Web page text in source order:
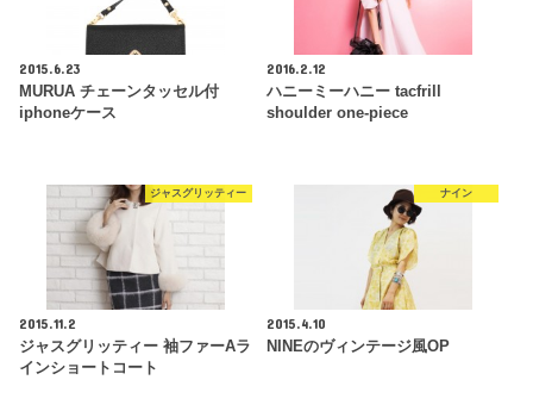
2015.6.23
MURUA チェーンタッセル付
iphoneケース
2016.2.12
ハニーミーハニー tacfrill
shoulder one-piece
ジャスグリッティー
2015.11.2
ジャスグリッティー 袖ファーAラ
インショートコート
ナイン
2015.4.10
NINEのヴィンテージ風OP